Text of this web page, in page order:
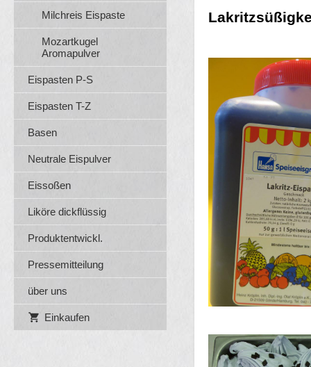
Milchreis Eispaste
Mozartkugel
Aromapulver
Eispasten P-S
Eispasten T-Z
Basen
Neutrale Eispulver
Eissoßen
Liköre dickflüssig
Produktentwickl.
Pressemitteilung
über uns
Einkaufen